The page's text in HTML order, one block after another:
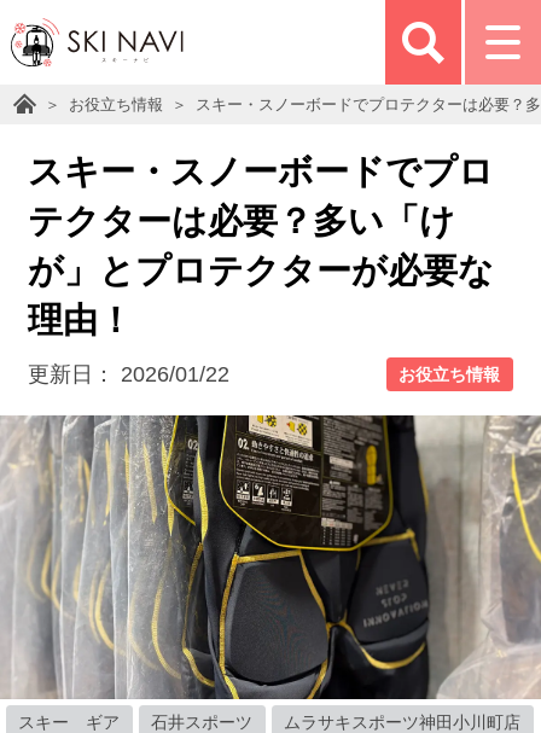
お役立ち情報 スキー・スノーボードでプロテクターは必要？
スキー・スノーボードでプロ
テクターは必要？多い「け
が」とプロテクターが必要な
理由！
更新日： 2026/01/22 お役立ち情報
スキー ギア 石井スポーツ ムラサキスポーツ神田小川町店